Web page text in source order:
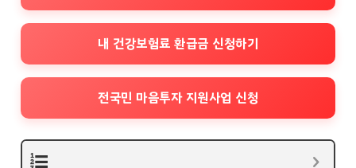
내 건강보험료 환급금 신청하기
전국민 마음투자 지원사업 신청